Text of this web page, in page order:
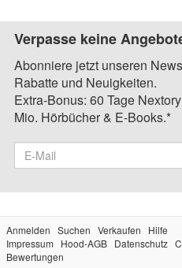
Verpasse keine
Abonniere jetzt unseren
Rabatte und Neuigkeiten.
Extra-Bonus: 60 Tage
Mio. Hörbücher & E-Books.*
Anmelden Suchen Verkaufen
Hilfe
Impressum
Hood-AGB Datenschutz
Bewertungen